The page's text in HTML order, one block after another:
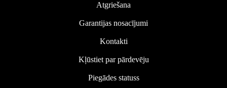
Atgriešana
Garantijas nosacījumi
Kontakti
Kļūstiet par pārdevēju
Piegādes statuss